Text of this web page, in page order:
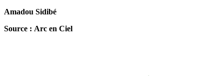
Amadou Sidibé
Source : Arc en Ciel